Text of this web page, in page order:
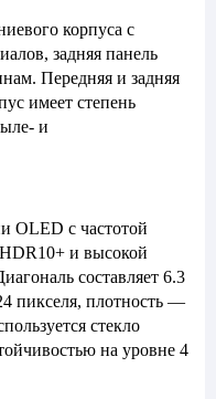
корпуса с
задняя панель
Передняя и задняя
имеет степень
и
OLED с частотой
и высокой
составляет 6.3
пикселя, плотность —
стекло
на уровне 4